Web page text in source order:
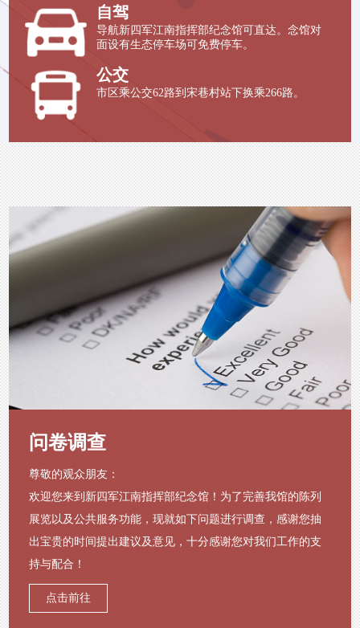
自驾
导航新四军江南指挥部纪念馆可直达。念馆对
面设有生态停车场可免费停车。
公交
市区乘公交62路到宋巷村站下换乘266路。
问卷调查
尊敬的观众朋友：
欢迎您来到新四军江南指挥部纪念馆！为了完善我馆的陈列
展览以及公共服务功能，现就如下问题进行调查，感谢您抽
出宝贵的时间提出建议及意见，十分感谢您对我们工作的支
持与配合！
点击前往